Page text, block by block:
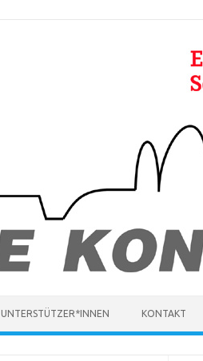
UNTERSTÜTZER*INNEN KONTAKT